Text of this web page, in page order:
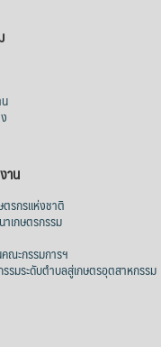
าน
รกรแห่งชาติ
เกษตรกรรม
ณะกรรมการฯ
รมระดับตำบลสู่เกษตรอุตสาหกรรม